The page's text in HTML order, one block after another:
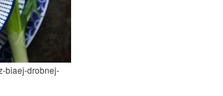
biaej-drobnej-